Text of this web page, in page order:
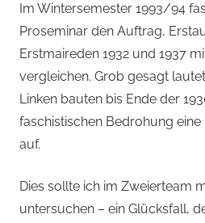
Im Wintersemester 1993/94
Proseminar den Auftrag,
Erstmaireden 1932 und 1937
vergleichen. Grob gesagt
Linken bauten bis Ende der
faschistischen Bedrohung
auf.
Dies sollte ich im Zweierteam
untersuchen – ein Glücksfall,